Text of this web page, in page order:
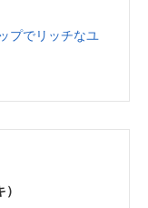
プでリッチなユ